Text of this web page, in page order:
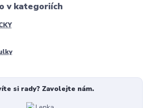
v kategoriích
si rady? Zavolejte nám.